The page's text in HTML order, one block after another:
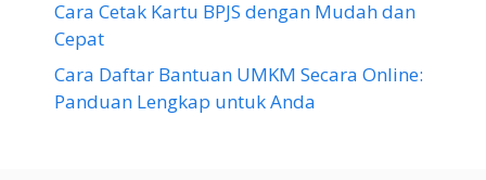
Cara Cetak Kartu BPJS dengan Mudah dan
Cepat
Cara Daftar Bantuan UMKM Secara Online:
Panduan Lengkap untuk Anda